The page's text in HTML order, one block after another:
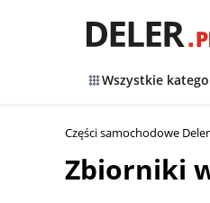
Wszystkie
Części samochodowe
Zbiorniki